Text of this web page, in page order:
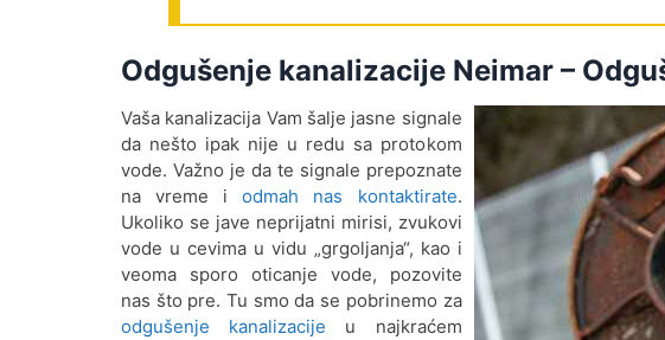
Odgušenje kanalizacije Neimar –
Vaša kanalizacija Vam šalje jasne signale
da nešto ipak nije u redu sa protokom
vode. Važno je da te signale prepoznate
na vreme iodmah nas kontaktirate.
Ukoliko se jave neprijatni mirisi, zvukovi
vode u cevima u vidu „grgoljanja“, kao i
veoma sporo oticanje vode, pozovite
nas što pre. Tu smo da se pobrinemo za
odgušenje kanalizacije u najkraćem